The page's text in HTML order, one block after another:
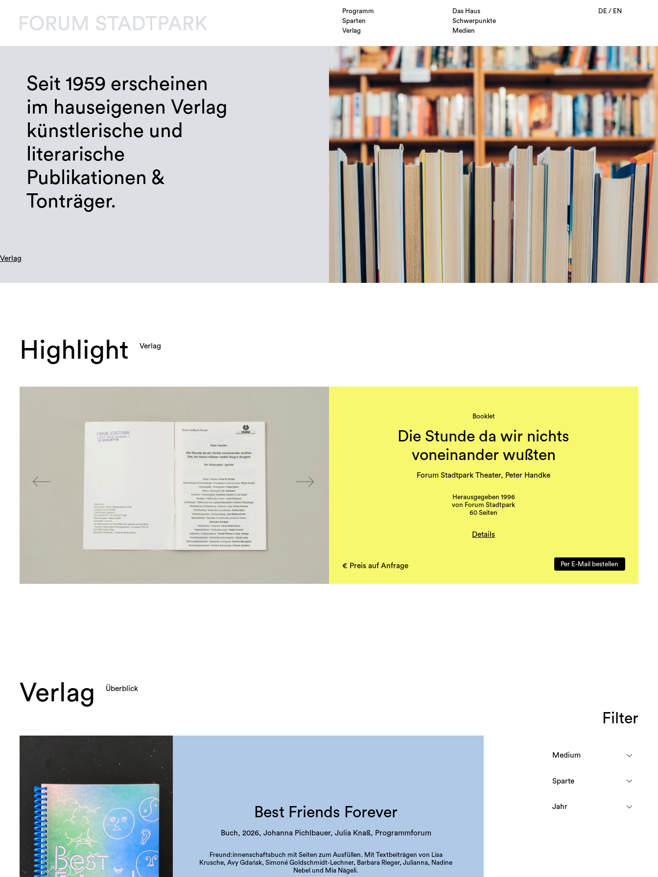
Programm
Das Haus
Sparten
Schwerpunkte
Verlag
Medien
DE/ EN
Seit 1959 erscheinen
im hauseigenen Verlag
künstlerische und
literarische
Publikationen &
Tonträger.
Verlag
Highlight Verlag
Booklet
Die Stunde da wir nichts
voneinander wußten
Forum Stadtpark Theater, Peter Handke
Herausgegeben 1996
von Forum Stadtpark
60 Seiten
Details
DIE STUNDE DA WIR NICHTS VONEINANDER WUßTEN von Peter Handke
€ Preis auf Anfrage Per E-Mail bestellen
Verlag Überblick
Best Friends Forever
Buch, 2026, Johanna Pichlbauer, Julia Knaß, Programmforum
Freund:innenschaftsbuch mit Seiten zum Ausfüllen. Mit Textbeiträgen von Lisa
Krusche, Avy Gdańsk, Simoné Goldschmidt-Lechner, Barbara Rieger, Julianna, Nadine
Nebel und Mia Nägeli.
Filter